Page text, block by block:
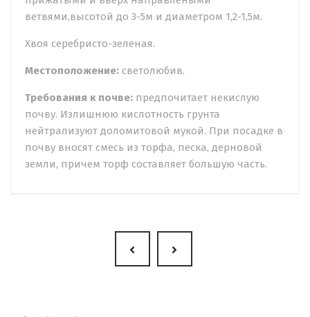
ветвями,высотой до 3-5м и диаметром 1,2-1,5м.
Хвоя серебристо-зеленая.
Местоположение: светолюбив.
Требования к почве: предпочитает некислую
почву. Излишнюю кислотность грунта
нейтрализуют доломитовой мукой. При посадке в
почву вносят смесь из торфа, песка, дерновой
земли, причем торф составляет большую часть.